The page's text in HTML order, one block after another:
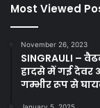
Most Viewed
November 26, 2023
SINGRAULI –
हादसे में गई देवर
गम्भीर रूप से